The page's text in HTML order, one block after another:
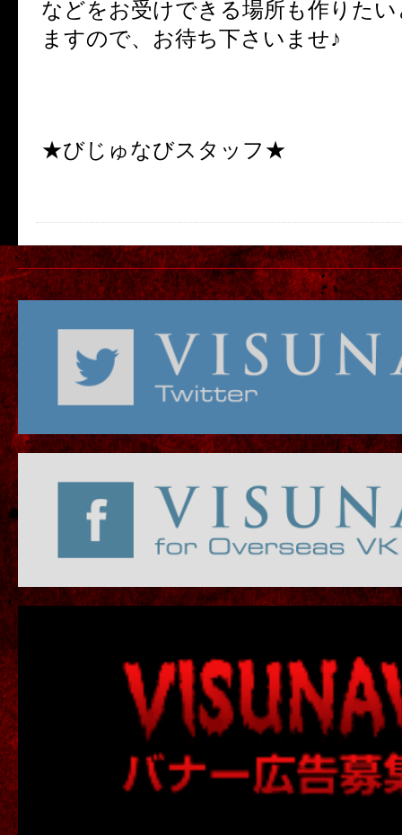
などをお受けできる場所も作りた
ますので、お待ち下さいませ♪
★びじゅなびスタッフ★